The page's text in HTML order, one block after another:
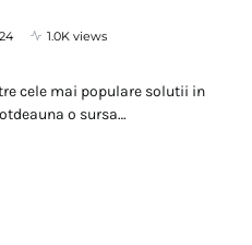
1.0K views
cele mai populare solutii in
o sursa…